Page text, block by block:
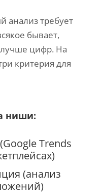
анализ требует
бывает,
лучше цифр. На
критерия для
ниши:
Trends
(анализ